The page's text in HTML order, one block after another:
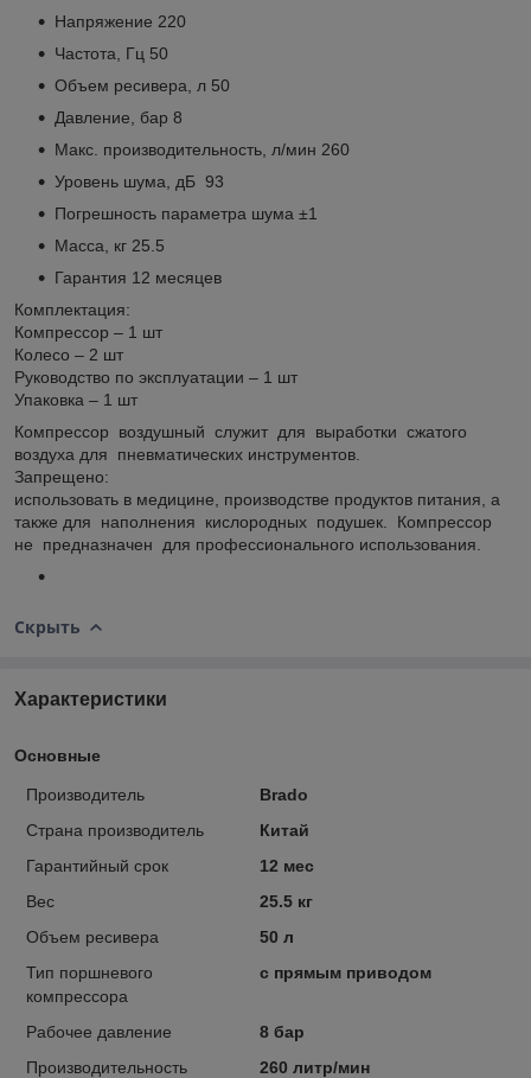
Напряжение 220
Частота, Гц 50
Объем ресивера, л 50
Давление, бар 8
Макс. производительность, л/мин 260
Уровень шума, дБ 93
Погрешность параметра шума ±1
Масса, кг 25.5
Гарантия 12 месяцев
Комплектация:
Компрессор – 1 шт
Колесо – 2 шт
Руководство по эксплуатации – 1 шт
Упаковка – 1 шт
Компрессор воздушный служит для выработки сжатого
воздуха для пневматических инструментов.
Запрещено:
использовать в медицине, производстве продуктов питания, а
также для наполнения кислородных подушек. Компрессор
не предназначен для профессионального использования.
Скрыть
Характеристики
Основные
Производитель
Brado
Страна производитель
Китай
Гарантийный срок
12 мес
Вес
25.5 кг
Объем ресивера
50 л
Тип поршневого
компрессора
с прямым приводом
Рабочее давление
8 бар
Производительность
260 литр/мин